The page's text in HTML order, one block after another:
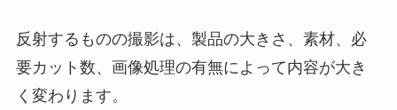
反射するものの撮影は、製品の大きさ、素材、必
要カット数、画像処理の有無によって内容が大き
く変わります。